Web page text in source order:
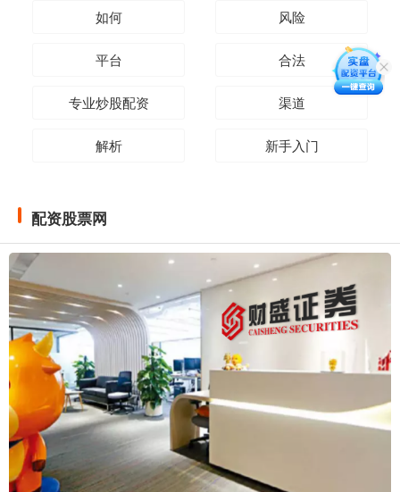
如何 风险
平台 合法
专业炒股配资 渠道
解析 新手入门
配资股票网